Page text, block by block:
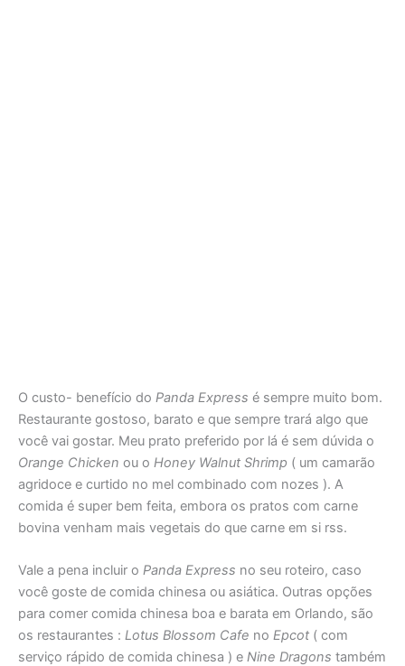
O custo- benefício do Panda Express é sempre muito bom.
Restaurante gostoso, barato e que sempre trará algo que
você vai gostar. Meu prato preferido por lá é sem dúvida o
Orange Chicken ou o Honey Walnut Shrimp ( um camarão
agridoce e curtido no mel combinado com nozes ). A
comida é super bem feita, embora os pratos com carne
bovina venham mais vegetais do que carne em si rss.
Vale a pena incluir o Panda Express no seu roteiro, caso
você goste de comida chinesa ou asiática. Outras opções
para comer comida chinesa boa e barata em Orlando, são
os restaurantes : Lotus Blossom Cafe no Epcot ( com
serviço rápido de comida chinesa ) e Nine Dragons também